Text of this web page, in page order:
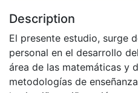
Description
El presente estudio, surge
personal en el desarrollo
área de las matemáticas y
metodologías de